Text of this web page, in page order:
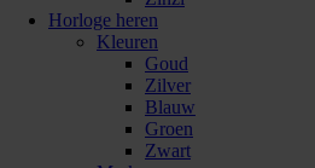
Horloge heren
Kleuren
Goud
Zilver
Blauw
Groen
Zwart